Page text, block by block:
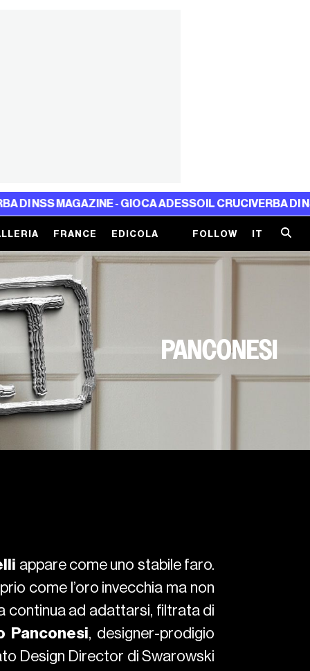
- GIOCA ADESSOIL CRUCIVERBA DI NSS
FRANCE EDICOLA FOLLOW IT
PANCONESI
appare come uno stabile faro.
come l’oro invecchia ma non
continua ad adattarsi, filtrata di
Panconesi, designer-prodigio
Design Director di Swarowski